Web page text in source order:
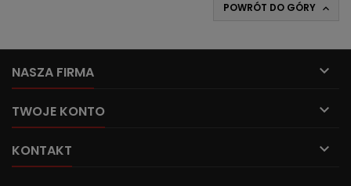
POWRÓT DO GÓRY 
NASZA FIRMA 
TWOJE KONTO 
KONTAKT 